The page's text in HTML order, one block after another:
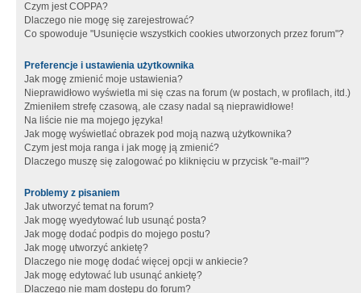
Czym jest COPPA?
Dlaczego nie mogę się zarejestrować?
Co spowoduje "Usunięcie wszystkich cookies utworzonych przez forum"?
Preferencje i ustawienia użytkownika
Jak mogę zmienić moje ustawienia?
Nieprawidłowo wyświetla mi się czas na forum (w postach, w profilach, itd.)
Zmieniłem strefę czasową, ale czasy nadal są nieprawidłowe!
Na liście nie ma mojego języka!
Jak mogę wyświetlać obrazek pod moją nazwą użytkownika?
Czym jest moja ranga i jak mogę ją zmienić?
Dlaczego muszę się zalogować po kliknięciu w przycisk "e-mail"?
Problemy z pisaniem
Jak utworzyć temat na forum?
Jak mogę wyedytować lub usunąć posta?
Jak mogę dodać podpis do mojego postu?
Jak mogę utworzyć ankietę?
Dlaczego nie mogę dodać więcej opcji w ankiecie?
Jak mogę edytować lub usunąć ankietę?
Dlaczego nie mam dostępu do forum?